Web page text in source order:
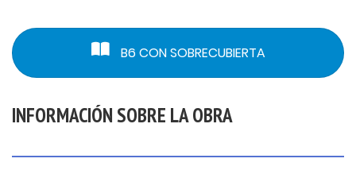
B6 CON SOBRECUBIERTA
INFORMACIÓN SOBRE LA OBRA